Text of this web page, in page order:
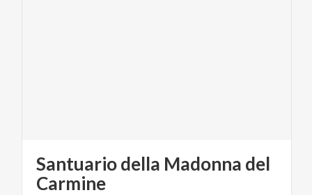
Santuario della Madonna del
Carmine